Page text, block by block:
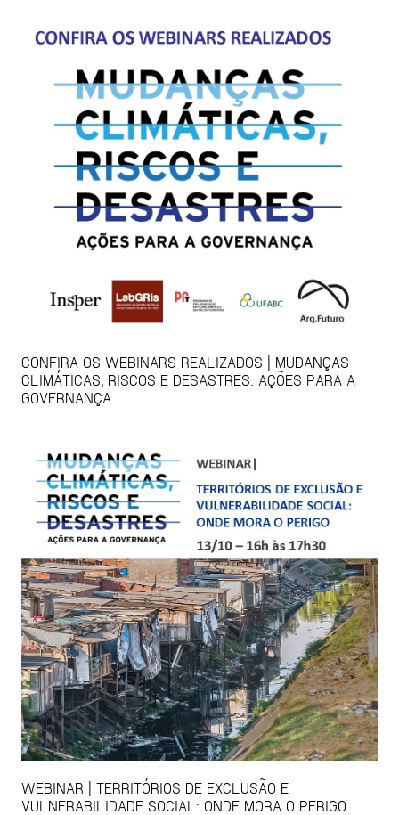
CONFIRA OS WEBINARS REALIZADOS | MUDANÇAS
CLIMÁTICAS, RISCOS E DESASTRES: AÇÕES PARA A
GOVERNANÇA
WEBINAR | TERRITÓRIOS DE EXCLUSÃO E
VULNERABILIDADE SOCIAL: ONDE MORA O PERIGO